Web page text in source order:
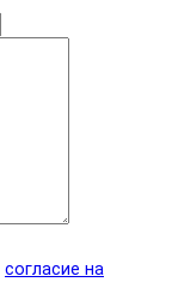
согласие на